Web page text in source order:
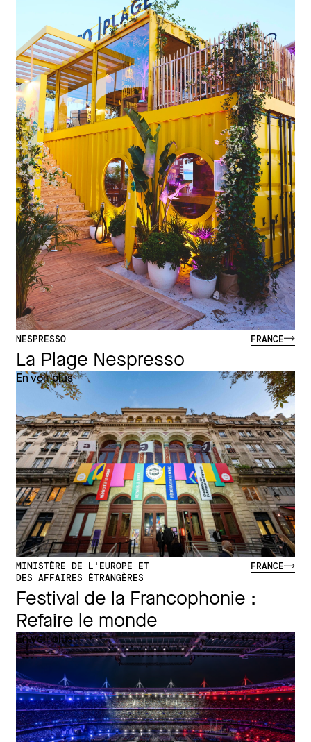
NESPRESSO FRANCE
La Plage Nespresso
En voir plus
MINISTÈRE DE L'EUROPE ET
DES AFFAIRES ÉTRANGÈRES
FRANCE
Festival de la Francophonie :
Refaire le monde
En voir plus